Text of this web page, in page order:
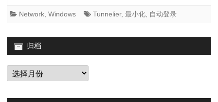
最
Network Windows Tunnelier, 最小化 自动登录
归档
归
档